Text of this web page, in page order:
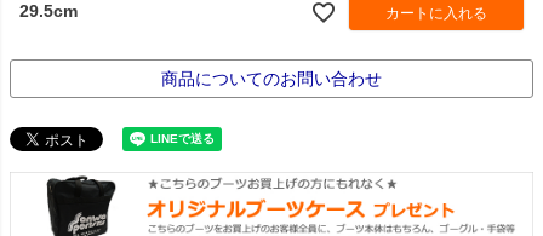
29.5cm カートに入れる
商品についてのお問い合わせ